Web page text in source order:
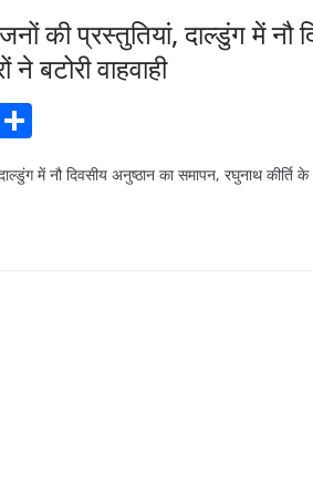
की प्रस्तुतियां, दाल्डुंग में नौ
बटोरी वाहवाही
h
ar
में नौ दिवसीय अनुष्ठान का समापन, रघुनाथ कीर्ति के